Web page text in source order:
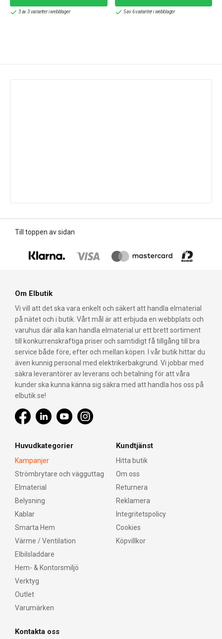
3 av 3 varianter i webblager 5 av 6 varianter i webblager
Till toppen av sidan
Om Elbutik
Vi vill att det ska vara enkelt och säkert att handla elmaterial
på nätet och i butik. Vårt mål är att erbjuda en webbplats och
varuhus där alla kan handla elmaterial ur ett brett sortiment
till konkurrenskraftiga priser och samtidigt få tillgång till bra
service både före, efter och mellan köpen. I vår butik hittar du
även kunnig personal med elektrikerbakgrund. Vi jobbar med
säkra leverantörer av leverans och betalning för att våra
kunder ska kunna känna sig säkra med att handla hos oss på
elbutik.se!
Huvudkategorier
Kampanjer
Strömbrytare och vägguttag
Elmaterial
Belysning
Kablar
Smarta Hem
Värme / Ventilation
Elbilsladdare
Hem- & Kontorsmiljö
Verktyg
Outlet
Varumärken
Kundtjänst
Hitta butik
Om oss
Returnera
Reklamera
Integritetspolicy
Cookies
Köpvillkor
Kontakta oss